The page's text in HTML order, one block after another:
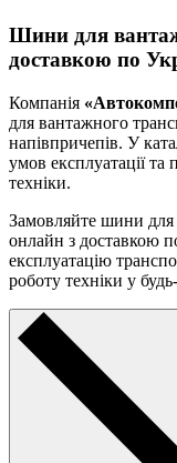
Шини для
доставкою по
Компанія
для вантажного
напівпричепів. У
умов експлуатації
техніки.
Замовляйте шини для
онлайн з доставкою
експлуатацію
роботу техніки у